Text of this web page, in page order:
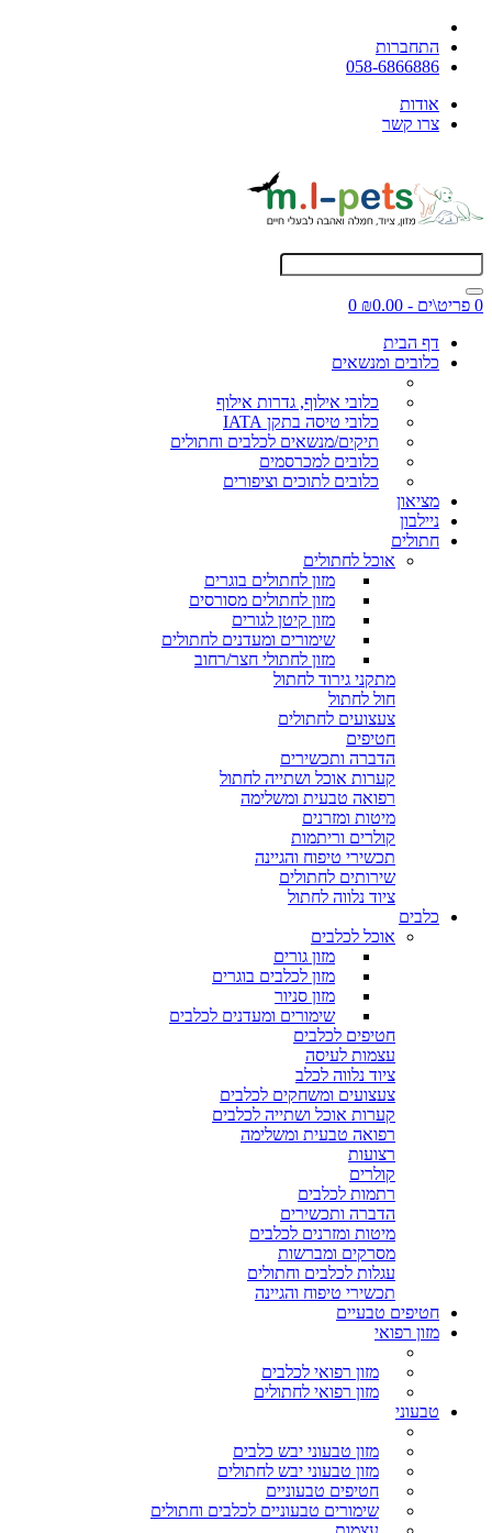
התחברות
058-6866886
אודות
צרו קשר
0 פריט\ים - ₪0.00
0
דף הבית
כלובים ומנשאים
כלובי אילוף, גדרות אילוף
כלובי טיסה בתקן IATA
תיקים/מנשאים לכלבים וחתולים
כלובים למכרסמים
כלובים לתוכים וציפורים
מציאון
ניילבון
חתולים
אוכל לחתולים
מזון לחתולים בוגרים
מזון לחתולים מסורסים
מזון קיטן לגורים
שימורים ומעדנים לחתולים
מזון לחתולי חצר/רחוב
מתקני גירוד לחתול
חול לחתול
צעצועים לחתולים
חטיפים
הדברה ותכשירים
קערות אוכל ושתייה לחתול
רפואה טבעית ומשלימה
מיטות ומזרנים
קולרים וריתמות
תכשירי טיפוח והגיינה
שירותים לחתולים
ציוד נלווה לחתול
כלבים
אוכל לכלבים
מזון גורים
מזון לכלבים בוגרים
מזון סניור
שימורים ומעדנים לכלבים
חטיפים לכלבים
עצמות לעיסה
ציוד נלווה לכלב
צעצועים ומשחקים לכלבים
קערות אוכל ושתייה לכלבים
רפואה טבעית ומשלימה
רצועות
קולרים
רתמות לכלבים
הדברה ותכשירים
מיטות ומזרנים לכלבים
מסרקים ומברשות
עגלות לכלבים וחתולים
תכשירי טיפוח והגיינה
חטיפים טבעיים
מזון רפואי
מזון רפואי לכלבים
מזון רפואי לחתולים
טבעוני
מזון טבעוני יבש כלבים
מזון טבעוני יבש לחתולים
חטיפים טבעוניים
שימורים טבעוניים לכלבים וחתולים